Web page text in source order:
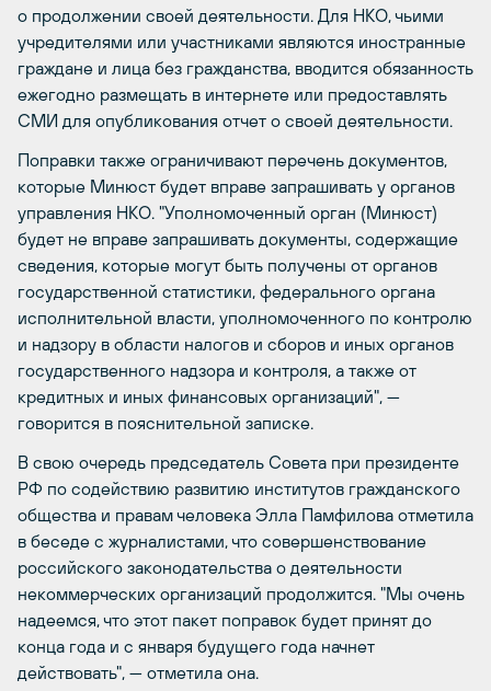
о продолжении своей деятельности. Для НКО, чьими
учредителями или участниками являются иностранные
граждане и лица без гражданства, вводится обязанность
ежегодно размещать в интернете или предоставлять
СМИ для опубликования отчет о своей деятельности.
Поправки также ограничивают перечень документов,
которые Минюст будет вправе запрашивать у органов
управления НКО. "Уполномоченный орган (Минюст)
будет не вправе запрашивать документы, содержащие
сведения, которые могут быть получены от органов
государственной статистики, федерального органа
исполнительной власти, уполномоченного по контролю
и надзору в области налогов и сборов и иных органов
государственного надзора и контроля, а также от
кредитных и иных финансовых организаций", —
говорится в пояснительной записке.
В свою очередь председатель Совета при президенте
РФ по содействию развитию институтов гражданского
общества и правам человека Элла Памфилова отметила
в беседе с журналистами, что совершенствование
российского законодательства о деятельности
некоммерческих организаций продолжится. "Мы очень
надеемся, что этот пакет поправок будет принят до
конца года и с января будущего года начнет
действовать", — отметила она.